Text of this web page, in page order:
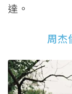
達。
周杰